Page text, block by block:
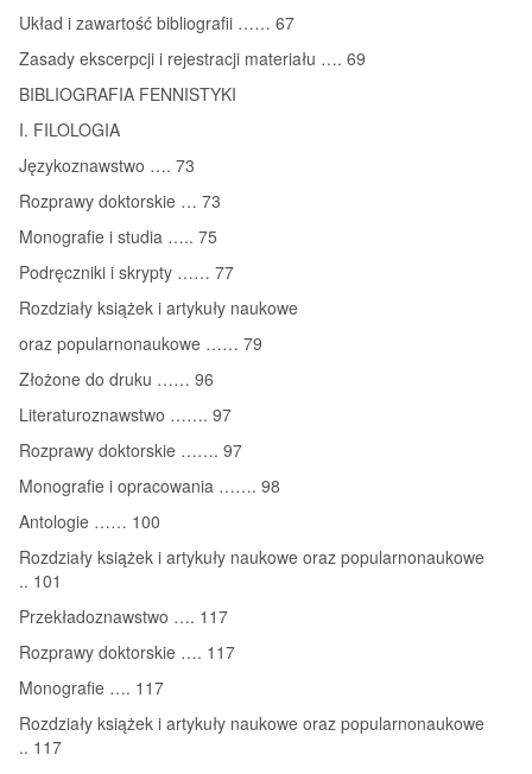
Układ i zawartość bibliografii …… 67
Zasady ekscerpcji i rejestracji materiału …. 69
BIBLIOGRAFIA FENNISTYKI
I. FILOLOGIA
Językoznawstwo …. 73
Rozprawy doktorskie … 73
Monografie i studia ….. 75
Podręczniki i skrypty …… 77
Rozdziały książek i artykuły naukowe
oraz popularnonaukowe …… 79
Złożone do druku …… 96
Literaturoznawstwo ……. 97
Rozprawy doktorskie ……. 97
Monografie i opracowania ……. 98
Antologie …… 100
Rozdziały książek i artykuły naukowe oraz popularnonaukowe
.. 101
Przekładoznawstwo …. 117
Rozprawy doktorskie …. 117
Monografie …. 117
Rozdziały książek i artykuły naukowe oraz popularnonaukowe
.. 117